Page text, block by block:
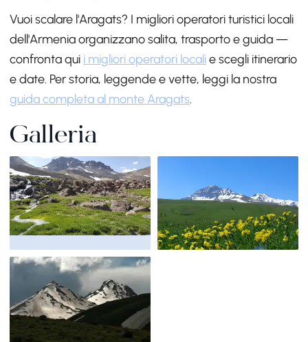
Vuoi scalare l'Aragats? I migliori operatori turistici locali
dell'Armenia organizzano salita, trasporto e guida —
confronta qui i migliori operatori localie scegli itinerario
e date. Per storia, leggende e vette, leggi la nostra
guida completa al monte Aragats.
Galleria